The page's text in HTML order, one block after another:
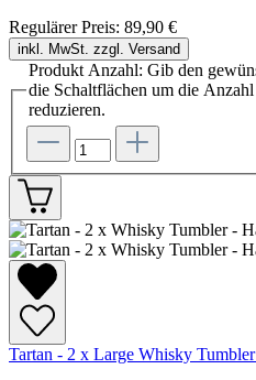
Regulärer Preis: 89,90 €
inkl. MwSt. zzgl. Versand
Produkt Anzahl: Gib den
die Schaltflächen um die
reduzieren.
Tartan - 2 x Large Whisky